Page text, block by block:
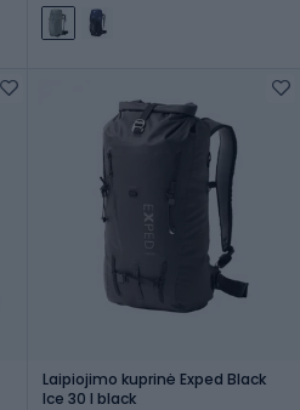
Laipiojimo kuprinė Exped Black
Ice 30 l black